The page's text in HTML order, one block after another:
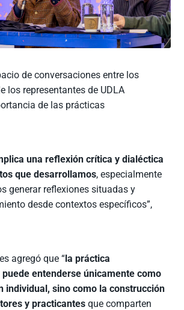
de conversaciones entre los
los representantes de UDLA
de las prácticas
una reflexión crítica y dialéctica
que desarrollamos, especialmente
generar reflexiones situadas y
desde contextos específicos”,
agregó que “la práctica
entenderse únicamente como
individual, sino como la construcción
y practicantes que comparten